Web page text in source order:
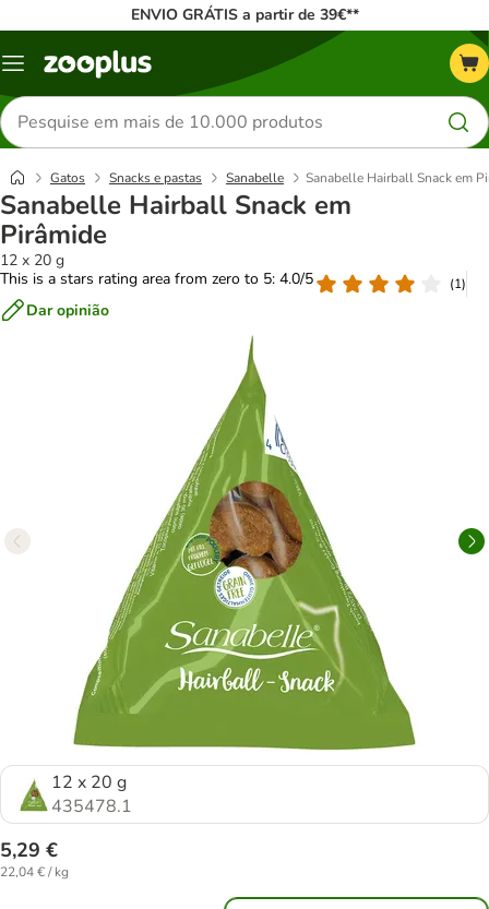
ENVIO GRÁTIS a partir de 39€**
Menu
Pesquisar
produtos
Gatos Snacks e pastas Sanabelle Sanabelle Hairball Snack em
Sanabelle Hairball Snack em
Pirâmide
12 x 20 g
This is a stars rating area from zero to 5: 4.0/5
(1)
Dar opinião
12 x 20 g
435478.1
5,29 €
22,04 € / kg